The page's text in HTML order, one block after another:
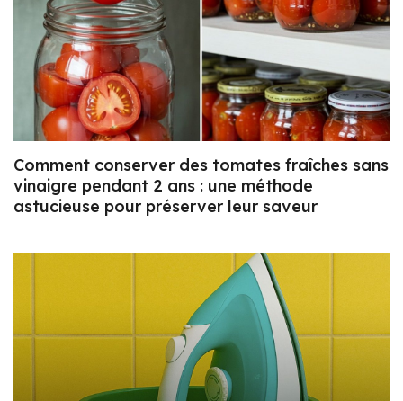
Comment conserver des tomates fraîches sans
vinaigre pendant 2 ans : une méthode
astucieuse pour préserver leur saveur